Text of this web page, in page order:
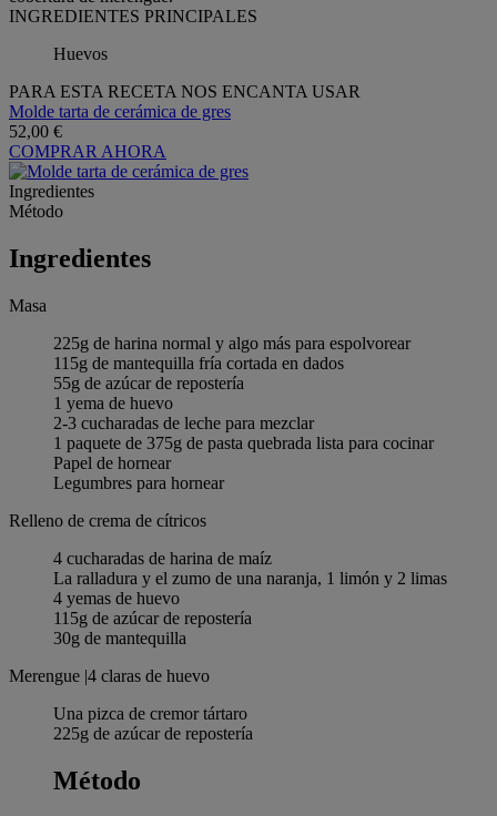
INGREDIENTES PRINCIPALES
Huevos
PARA ESTA RECETA NOS ENCANTA USAR
Molde tarta de cerámica de gres
52,00 €
COMPRAR AHORA
Ingredientes
Método
Ingredientes
Masa
225g de harina normal y algo más para espolvorear
115g de mantequilla fría cortada en dados
55g de azúcar de repostería
1 yema de huevo
2-3 cucharadas de leche para mezclar
1 paquete de 375g de pasta quebrada lista para cocinar
Papel de hornear
Legumbres para hornear
Relleno de crema de cítricos
4 cucharadas de harina de maíz
La ralladura y el zumo de una naranja, 1 limón y 2 limas
4 yemas de huevo
115g de azúcar de repostería
30g de mantequilla
Merengue |4 claras de huevo
Una pizca de cremor tártaro
225g de azúcar de repostería
Método